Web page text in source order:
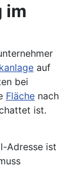
im
auf
bei
Fläche nach
ist.
Adresse ist